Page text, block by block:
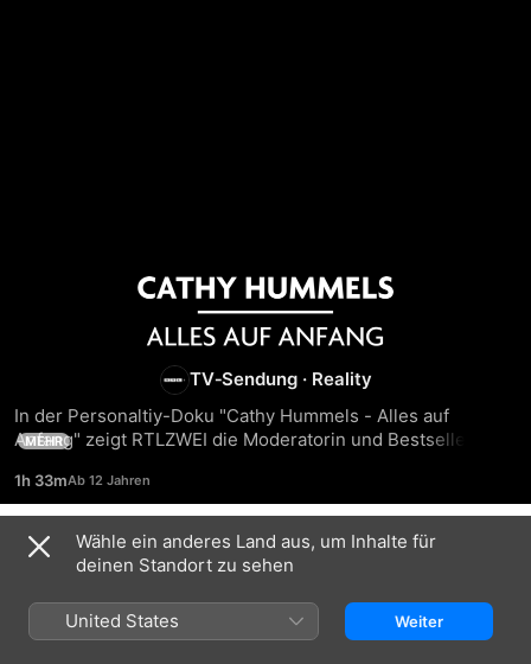
Cathy
Hummels
-
Alles
auf
Anfang
TV‑Sendung · Reality
In der Personaltiy-Doku "Cathy Hummels - Alles auf
Anfang" zeigt RTLZWEI die Moderatorin und Bestseller-
begleitet sie durch ihr bewegtes Leben mit all seinen
Höhen und Tiefen. Vom bayeris
MEHR
1h 33m
Staffel 1
Wähle ein anderes Land aus, um Inhalte für
deinen Standort zu sehen
United States Weiter